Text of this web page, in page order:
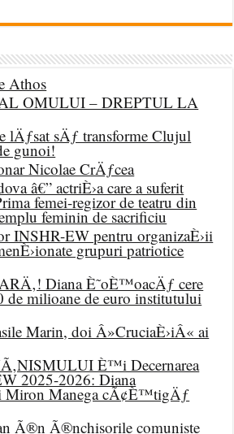
Athos
OMULUI – DREPTUL LA
lÄƒsat sÄƒ transforme Clujul
gunoi!
Nicolae CrÄƒcea
â€” actriÈ›a care a suferit
femei-regizor de teatru din
feminin de sacrificiu
INSHR-EW pentru organizaÈ›ii
grupuri patriotice
Diana È˜oÈ™oacÄƒ cere
de milioane de euro institutului
Marin, doi Â»CruciaÈ›iÂ« ai
È™i Decernarea
2025-2026: Diana
Manega cÃ¢È™tigÄƒ
Ã®n Ã®nchisorile comuniste